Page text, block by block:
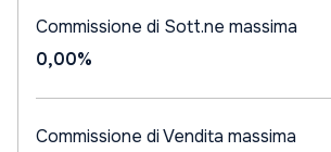
Commissione di Sott.ne massima
0,00%
Commissione di Vendita massima